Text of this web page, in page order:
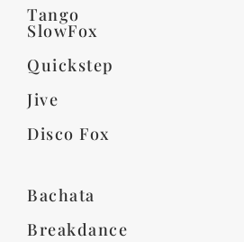
Tango
SlowFox
Quickstep
Jive
Disco Fox
Bachata
Breakdance